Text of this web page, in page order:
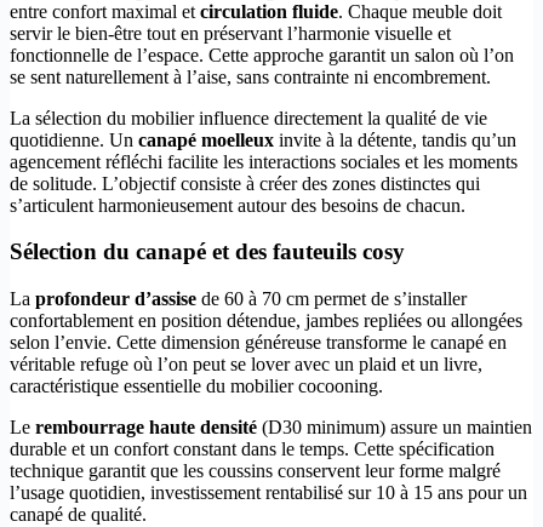
entre confort maximal et circulation fluide. Chaque meuble doit
servir le bien-être tout en préservant l’harmonie visuelle et
fonctionnelle de l’espace. Cette approche garantit un salon où l’on
se sent naturellement à l’aise, sans contrainte ni encombrement.
La sélection du mobilier influence directement la qualité de vie
quotidienne. Un canapé moelleux invite à la détente, tandis qu’un
agencement réfléchi facilite les interactions sociales et les moments
de solitude. L’objectif consiste à créer des zones distinctes qui
s’articulent harmonieusement autour des besoins de chacun.
Sélection du canapé et des fauteuils cosy
La profondeur d’assise de 60 à 70 cm permet de s’installer
confortablement en position détendue, jambes repliées ou allongées
selon l’envie. Cette dimension généreuse transforme le canapé en
véritable refuge où l’on peut se lover avec un plaid et un livre,
caractéristique essentielle du mobilier cocooning.
Le rembourrage haute densité (D30 minimum) assure un maintien
durable et un confort constant dans le temps. Cette spécification
technique garantit que les coussins conservent leur forme malgré
l’usage quotidien, investissement rentabilisé sur 10 à 15 ans pour un
canapé de qualité.